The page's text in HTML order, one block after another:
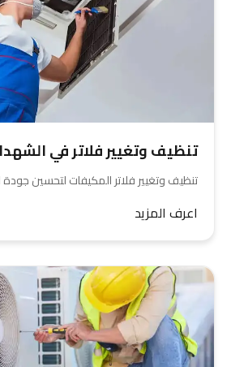
تنظيف وتغيير فلاتر في
تنظيف وتغيير فلاتر المكيفات لتحسين جودة
اعرف المزيد